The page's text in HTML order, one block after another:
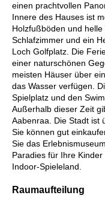
einen prachtvollen
Innere des Hauses ist
Holzfußböden und
Schlafzimmer und ein
Loch Golfplatz. Die
einer naturschönen
meisten Häuser über
das Wasser verfügen.
Spielplatz und den
Außerhalb dieser Zeit
Aabenraa. Die Stadt ist
Sie können gut
Sie das
Paradies für Ihre
Indoor-Spieleland.
Raumaufteilung